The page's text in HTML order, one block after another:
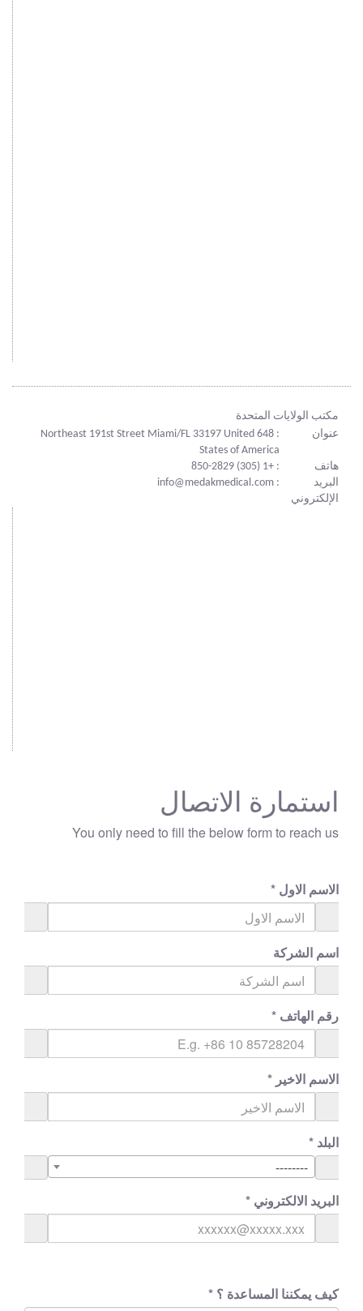
مكتب الولايات المتحدة
عنوان
: 648 Northeast 191st Street Miami/FL 33197 United
States of America
هاتف
: +1 (305) 850-2829
البريد
الإلكتروني
: info@medakmedical.com
استمارة الاتصال
You only need to fill the below form to reach us
الاسم الاول *
اسم الشركة
رقم الهاتف *
الاسم الاخير *
البلد *
--------
البريد الالكتروني *
كيف يمكننا المساعدة ؟ *